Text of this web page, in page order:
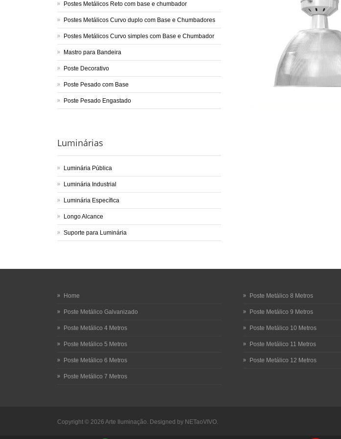
Postes Metálicos Reto com base e chumbador
Postes Metálicos Curvo duplo com Base e Chumbadores
Postes Metálicos Curvo simples com Base e Chumbador
Mastro para Bandeira
Poste Decorativo
Poste Pesado com Base
Poste Pesado Engastado
Luminárias
Luminária Pública
Luminária Industrial
Luminária Específica
Longo Alcance
Suporte para Luminária
Home
Poste Metálico Galvanizado
Poste Metálico 4 Metros
Poste Metálico 5 Metros
Poste Metálico 6 Metros
Poste Metálico 7 Metros
Poste Metálico 8 Metros
Poste Metálico 9 Metros
Poste Metálico 10 Metros
Poste Metálico 11 Metros
Poste Metálico 12 Metros
Copyright © 2026 Arte Iluminação. Designed by NETaoVIVO.